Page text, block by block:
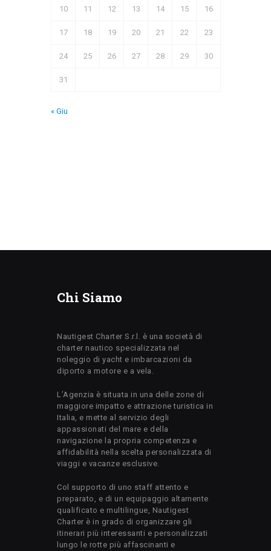
10 11 12 13 14 15 16
17 18 19 20 21 22 23
24 25 26 27 28 29 30
31
« Giu
Chi Siamo
Nautigest Charter S.r.l. è una società di
charter nautico specializzata nel
noleggio di yacht e imbarcazioni da
diporto a motore e a vela.
L’Agenzia è situata in una delle zone di
maggiore impatto e attrazione turistica in
Italia, e mette al servizio degli
appassionati del mare e della
navigazione la propria competenza e
affidabilità nella scelta personalizzata di
viaggi e vacanze esclusive.
Col supporto di uno staff attento e
preparato, e di un equipaggio altamente
qualificato e multilingue, Nautigest
Charter è in grado di organizzare gli
itinerari più interessanti e personalizzati
lungo le rotte più affascinanti e